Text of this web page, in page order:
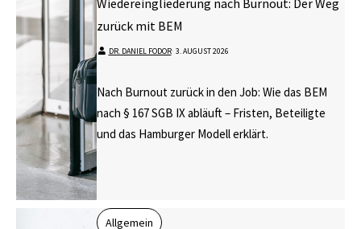
Wiedereingliederung nach Burnout: Der Weg
zurück mit BEM
DR. DANIEL FODOR⋅ 3. AUGUST 2026
Nach Burnout zurück in den Job: Wie das BEM
nach § 167 SGB IX abläuft – Fristen, Beteiligte
und das Hamburger Modell erklärt.
Allgemein